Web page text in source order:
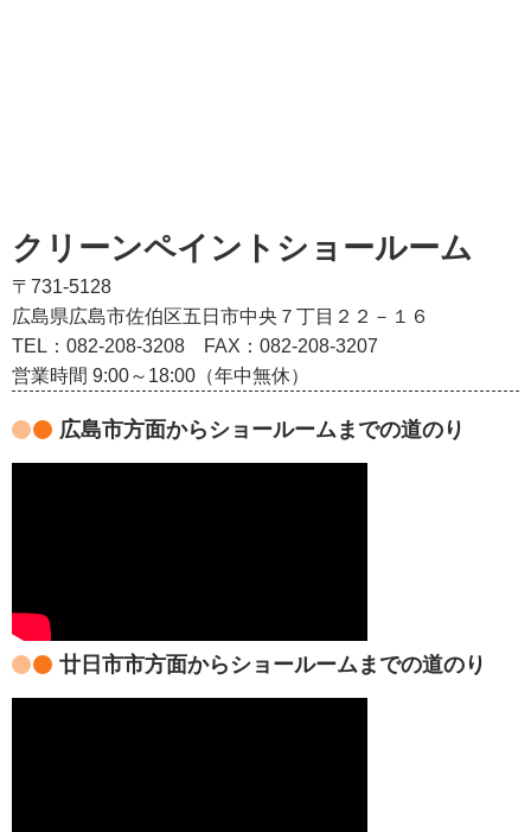
クリーンペイントショールーム
〒731-5128
広島県広島市佐伯区五日市中央７丁目２２－１６
TEL：082‐208‐3208
FAX：082-208-3207
営業時間 9:00～18:00（年中無休）
広島市方面からショールームまでの道のり
廿日市市方面からショールームまでの道のり